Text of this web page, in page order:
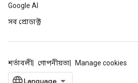
Google AI
সব প্রোডাক্ট
শর্তাবলী গোপনীয়তা Manage cookies